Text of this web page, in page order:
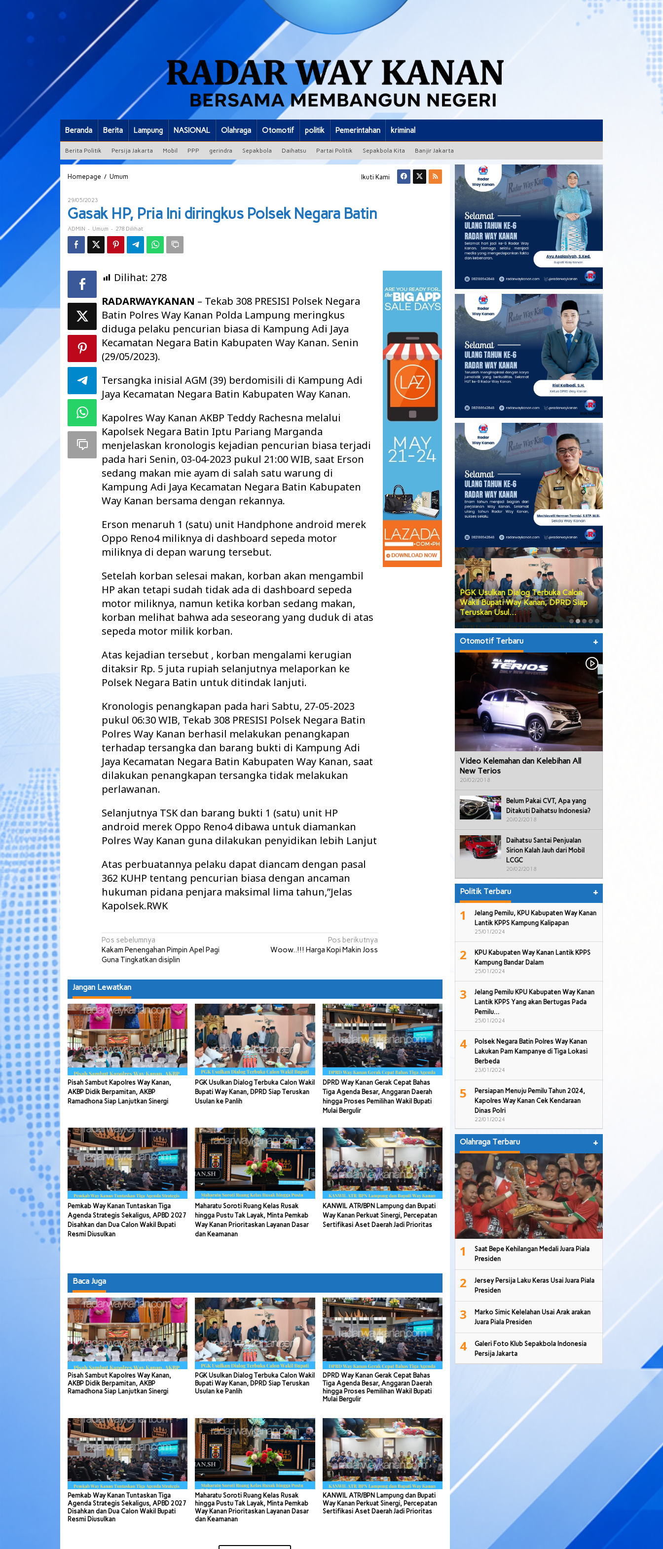
Beranda Berita Lampung NASIONAL Olahraga Otomotif politik Pemerintahan kriminal
Berita Politik Persija Jakarta Mobil PPP gerindra Sepakbola Daihatsu Partai Politik Sepakbola Kita Banjir Jakarta
Homepage / Umum
diringkus
Polsek
Negara
Batin
Ikuti Kami
29/05/2023
ADMIN
Gasak HP, Pria Ini diringkus Polsek Negara Batin
ADMIN - Umum - 278 Dilihat
Dilihat: 278
RADARWAYKANAN – Tekab 308 PRESISI Polsek Negara
Batin Polres Way Kanan Polda Lampung meringkus
diduga pelaku pencurian biasa di Kampung Adi Jaya
Kecamatan Negara Batin Kabupaten Way Kanan. Senin
(29/05/2023).
Tersangka inisial AGM (39) berdomisili di Kampung Adi
Jaya Kecamatan Negara Batin Kabupaten Way Kanan.
Kapolres Way Kanan AKBP Teddy Rachesna melalui
Kapolsek Negara Batin Iptu Pariang Marganda
menjelaskan kronologis kejadian pencurian biasa terjadi
pada hari Senin, 03-04-2023 pukul 21:00 WIB, saat Erson
sedang makan mie ayam di salah satu warung di
Kampung Adi Jaya Kecamatan Negara Batin Kabupaten
Way Kanan bersama dengan rekannya.
Erson menaruh 1 (satu) unit Handphone android merek
Oppo Reno4 miliknya di dashboard sepeda motor
miliknya di depan warung tersebut.
Setelah korban selesai makan, korban akan mengambil
HP akan tetapi sudah tidak ada di dashboard sepeda
motor miliknya, namun ketika korban sedang makan,
korban melihat bahwa ada seseorang yang duduk di atas
sepeda motor milik korban.
Atas kejadian tersebut , korban mengalami kerugian
ditaksir Rp. 5 juta rupiah selanjutnya melaporkan ke
Polsek Negara Batin untuk ditindak lanjuti.
Kronologis penangkapan pada hari Sabtu, 27-05-2023
pukul 06:30 WIB, Tekab 308 PRESISI Polsek Negara Batin
Polres Way Kanan berhasil melakukan penangkapan
terhadap tersangka dan barang bukti di Kampung Adi
Jaya Kecamatan Negara Batin Kabupaten Way Kanan, saat
dilakukan penangkapan tersangka tidak melakukan
perlawanan.
Selanjutnya TSK dan barang bukti 1 (satu) unit HP
android merek Oppo Reno4 dibawa untuk diamankan
Polres Way Kanan guna dilakukan penyidikan lebih Lanjut
Atas perbuatannya pelaku dapat diancam dengan pasal
362 KUHP tentang pencurian biasa dengan ancaman
hukuman pidana penjara maksimal lima tahun,”Jelas
Kapolsek.RWK
Navigasi
pos
Pos sebelumnya
Kakam Penengahan Pimpin Apel Pagi
Guna Tingkatkan disiplin
Pos berikutnya
Woow..!!! Harga Kopi Makin Joss
Jangan Lewatkan
Pisah Sambut Kapolres Way Kanan,
AKBP Didik Berpamitan, AKBP
Ramadhona Siap Lanjutkan Sinergi
PGK Usulkan Dialog Terbuka Calon Wakil
Bupati Way Kanan, DPRD Siap Teruskan
Usulan ke Panlih
DPRD Way Kanan Gerak Cepat Bahas
Tiga Agenda Besar, Anggaran Daerah
hingga Proses Pemilihan Wakil Bupati
Mulai Bergulir
Pemkab Way Kanan Tuntaskan Tiga
Agenda Strategis Sekaligus, APBD 2027
Disahkan dan Dua Calon Wakil Bupati
Resmi Diusulkan
Maharatu Soroti Ruang Kelas Rusak
hingga Pustu Tak Layak, Minta Pemkab
Way Kanan Prioritaskan Layanan Dasar
dan Keamanan
KANWIL ATR/BPN Lampung dan Bupati
Way Kanan Perkuat Sinergi, Percepatan
Sertifikasi Aset Daerah Jadi Prioritas
Baca Juga
Pisah Sambut Kapolres Way Kanan,
AKBP Didik Berpamitan, AKBP
Ramadhona Siap Lanjutkan Sinergi
PGK Usulkan Dialog Terbuka Calon Wakil
Bupati Way Kanan, DPRD Siap Teruskan
Usulan ke Panlih
DPRD Way Kanan Gerak Cepat Bahas
Tiga Agenda Besar, Anggaran Daerah
hingga Proses Pemilihan Wakil Bupati
Mulai Bergulir
Pemkab Way Kanan Tuntaskan Tiga
Agenda Strategis Sekaligus, APBD 2027
Disahkan dan Dua Calon Wakil Bupati
Resmi Diusulkan
Maharatu Soroti Ruang Kelas Rusak
hingga Pustu Tak Layak, Minta Pemkab
Way Kanan Prioritaskan Layanan Dasar
dan Keamanan
KANWIL ATR/BPN Lampung dan Bupati
Way Kanan Perkuat Sinergi, Percepatan
Sertifikasi Aset Daerah Jadi Prioritas
Maharatu Soroti Ruang Kelas Rusak
hingga Pustu Tak Layak, Minta Pemkab
Way Kanan…
Pisah Sambut Kapolres Way Kanan,
AKBP Didik Berpamitan, AKBP
Ramadhona Siap Lanj…
PGK Usulkan Dialog Terbuka Calon
Wakil Bupati Way Kanan, DPRD Siap
Teruskan Usul…
Otomotif Terbaru +
Video Kelemahan dan Kelebihan All
New Terios
20/02/2018
Belum Pakai CVT, Apa yang
Ditakuti Daihatsu Indonesia?
20/02/2018
Daihatsu Santai Penjualan
Sirion Kalah Jauh dari Mobil
LCGC
20/02/2018
Politik Terbaru +
1
Jelang Pemilu, KPU Kabupaten Way Kanan
Lantik KPPS Kampung Kalipapan
25/01/2024
2
KPU Kabupaten Way Kanan Lantik KPPS
Kampung Bandar Dalam
25/01/2024
3
Jelang Pemilu KPU Kabupaten Way Kanan
Lantik KPPS Yang akan Bertugas Pada
Pemilu…
25/01/2024
4
Polsek Negara Batin Polres Way Kanan
Lakukan Pam Kampanye di Tiga Lokasi
Berbeda
23/01/2024
5
Persiapan Menuju Pemilu Tahun 2024,
Kapolres Way Kanan Cek Kendaraan
Dinas Polri
22/01/2024
Olahraga Terbaru +
1
Saat Bepe Kehilangan Medali Juara Piala
Presiden
2
Jersey Persija Laku Keras Usai Juara Piala
Presiden
3
Marko Simic Kelelahan Usai Arak arakan
Juara Piala Presiden
4
Galeri Foto Klub Sepakbola Indonesia
Persija Jakarta